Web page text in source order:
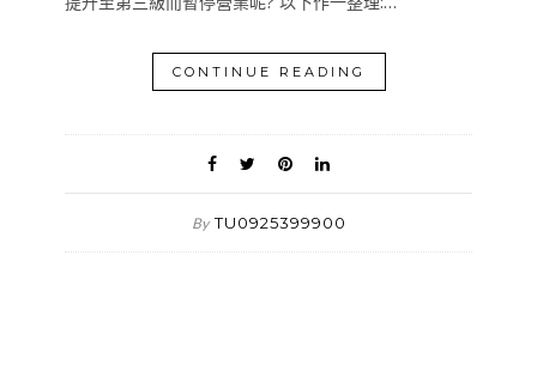
CONTINUE READING
By TU0925399900